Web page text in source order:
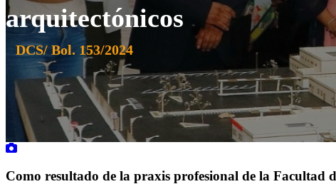
arquitectónicos
DCS/ Bol. 153/2024
Como resultado de la praxis profesional de la Facultad